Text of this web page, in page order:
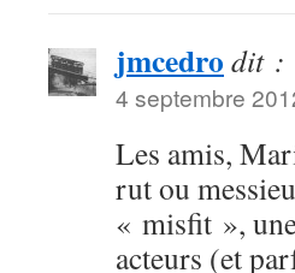
jmcedro dit :
4 septembre
Les amis,
rut ou
« misfit »,
acteurs (et